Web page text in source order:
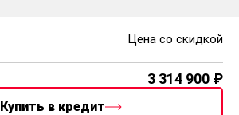
Цена со скидкой
3 314 900
Купить в кредит